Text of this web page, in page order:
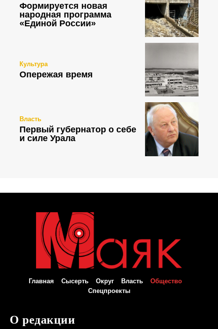
Формируется новая
народная программа
«Единой России»
Культура
Опережая время
Власть
Первый губернатор о себе
и силе Урала
Главная Сысерть Округ Власть
Общество
Спецпроекты
О редакции